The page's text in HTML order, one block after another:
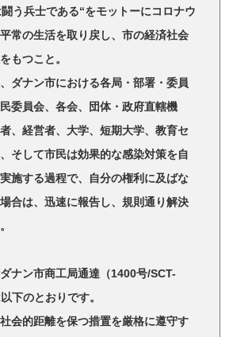
う兵士である“をモットーにコロナウ
常の生活を取り戻し、市の経済社会
もつこと。
ダナン市における各局・部署・委員
委員会、各会、団体・政府直轄機
、経営者、大学、短期大学、教育セ
そして市民は効果的な感染対策を自
施する過程で、自分の権利に及ばな
合は、迅速に報告し、規則通り解決
ナン市商工局通達（1400号/SCT-
下のとおりです。
会的距離を保つ措置を厳格に遵守す